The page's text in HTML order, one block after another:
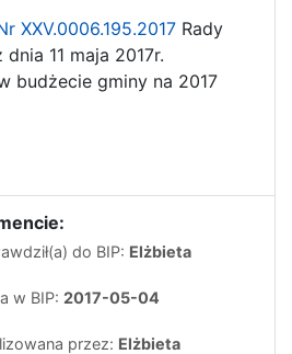
XXV.0006.195.2017 Rady
11 maja 2017r.
budżecie gminy na 2017
do BIP: Elżbieta
w BIP: 2017-05-04
przez: Elżbieta